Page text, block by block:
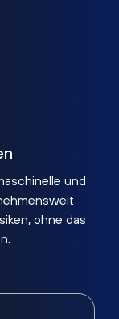
und
ohne das